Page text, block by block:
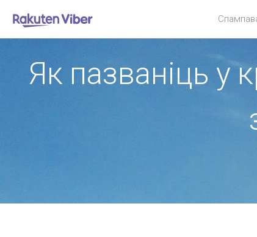
Як пазваніць у